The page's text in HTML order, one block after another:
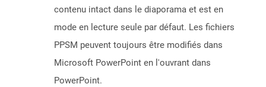
contenu intact dans le diaporama et est en
mode en lecture seule par défaut. Les fichiers
PPSM peuvent toujours être modifiés dans
Microsoft PowerPoint en l'ouvrant dans
PowerPoint.